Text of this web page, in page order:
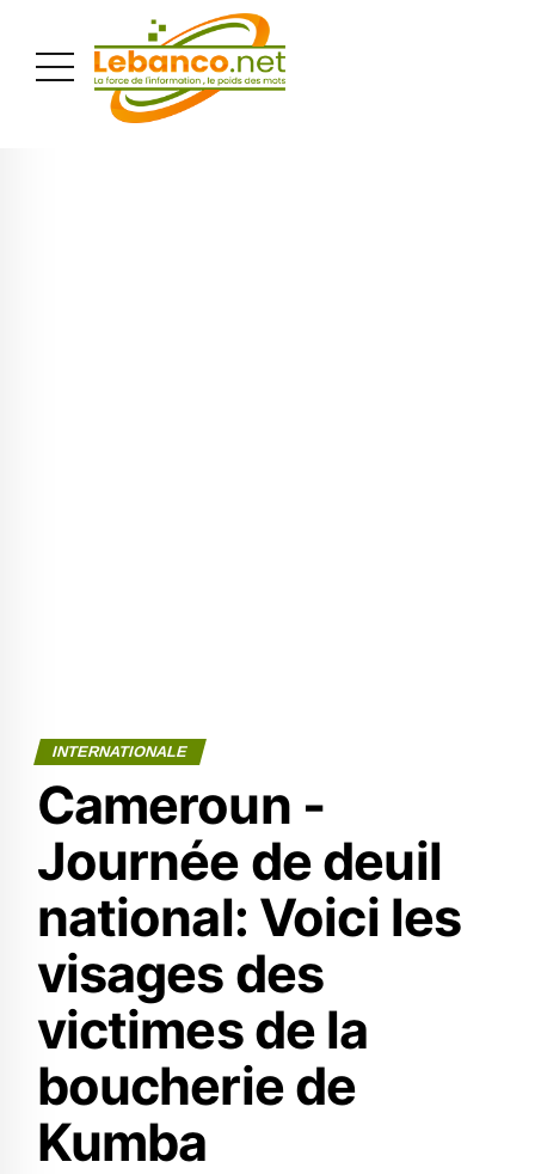
INTERNATIONALE
Cameroun -
Journée de deuil
national: Voici les
visages des
victimes de la
boucherie de
Kumba